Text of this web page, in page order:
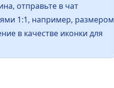
отправьте в чат
1:1, например, размером
в качестве иконки для